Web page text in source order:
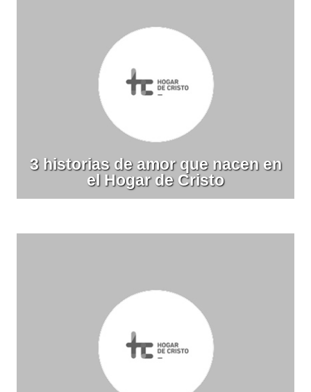
3 historias de amor que nacen en
el Hogar de Cristo